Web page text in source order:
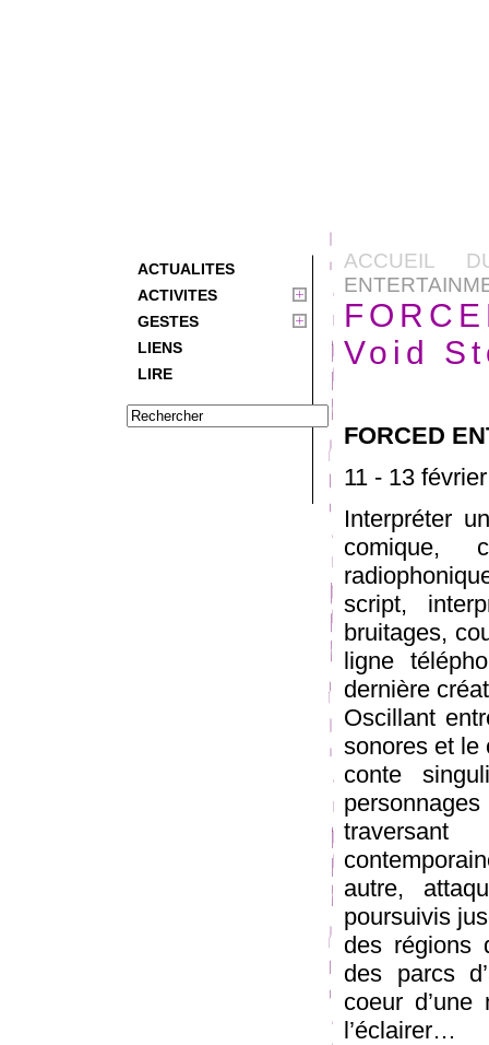
ACTUALITES
ACTIVITES
GESTES
LIENS
LIRE
ACCUEIL
Void
FORCED
11 - 13
Interpréter
comique,
script,
bruitages,
ligne
dernière
Oscillant
sonores et le
conte
autre,
poursuivis
des régions
des parcs
coeur
l’éclairer…